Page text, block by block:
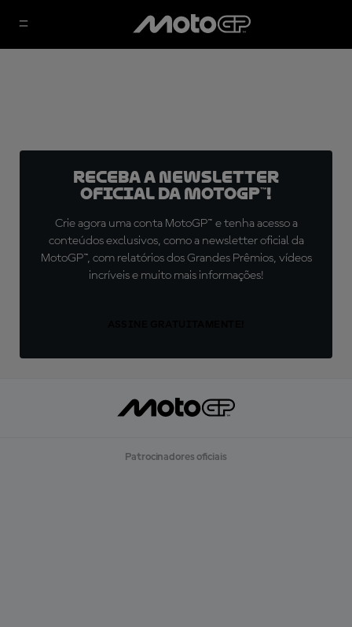
Receba a newsletter
oficial da MotoGP™!
Crie agora uma conta MotoGP™ e tenha acesso a
conteúdos exclusivos, como a newsletter oficial da
MotoGP™, com relatórios dos Grandes Prêmios, vídeos
incríveis e muito mais informações!
Patrocinadores oficiais